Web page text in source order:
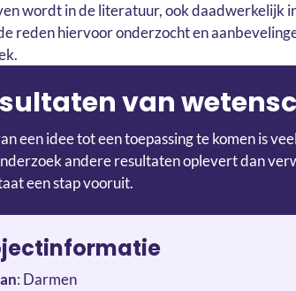
wordt in de literatuur, ook daadwerkelijk
reden hiervoor onderzocht en
van
een idee tot een toepassing te komen is
andere resultaten oplevert dan
een stap vooruit.
: Darmen